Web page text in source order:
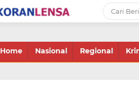
Home Nasional Regional